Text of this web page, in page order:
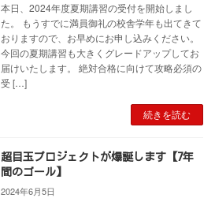
本日、2024年度夏期講習の受付を開始しまし
た。 もうすでに満員御礼の校舎学年も出てきて
おりますので、お早めにお申し込みください。
今回の夏期講習も大きくグレードアップしてお
届けいたします。 絶対合格に向けて攻略必須の
受 […]
続きを読む
超目玉プロジェクトが爆誕します【7年
間のゴール】
2024年6月5日